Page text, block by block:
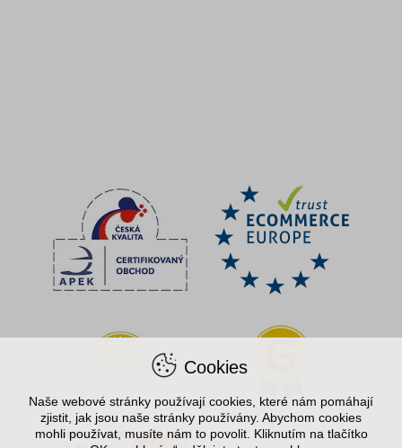
Cookies
Naše webové stránky používají cookies, které nám pomáhají
zjistit, jak jsou naše stránky používány. Abychom cookies
mohli používat, musíte nám to povolit. Kliknutím na tlačítko